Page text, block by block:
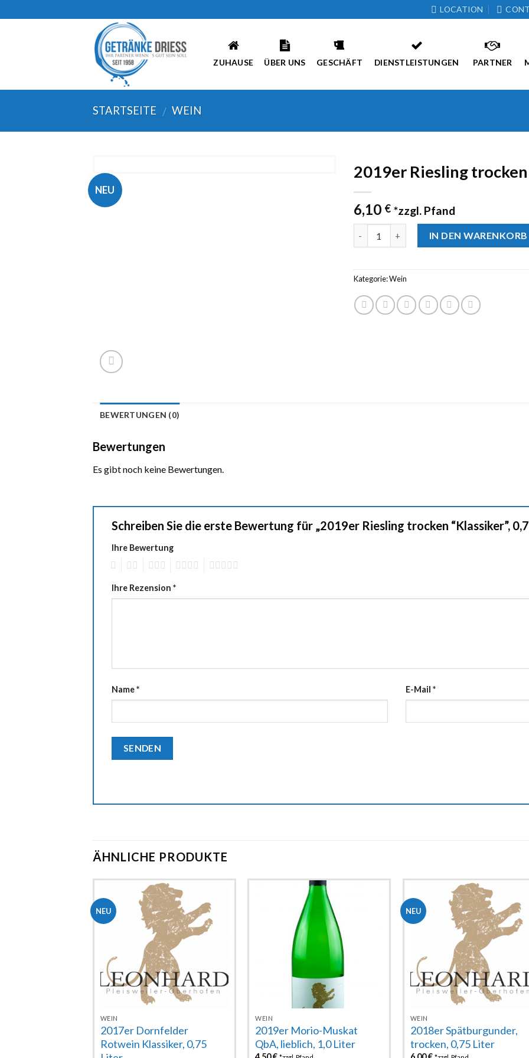
to
LOCATION
ZUHAUSE ÜBER UNS GESCHÄFT DIENSTLEISTUNGEN PARTNER
STARTSEITE / WEIN
NEU
2019er Riesling trocken
6,10 € *zzgl. Pfand
IN DEN WARENKORB
Kategorie:Wein
BEWERTUNGEN (0)
Bewertungen
Es gibt noch keine Bewertungen.
Schreiben Sie die erste Bewertung für „2019er Riesling trocken “Klassiker”,
Ihre Bewertung
Ihre Rezension *
Name* E-Mail *
ÄHNLICHE PRODUKTE
NEU
Zur
Wunschliste
hinzufügen
WEIN
2017er Dornfelder
Rotwein Klassiker, 0,75
Wunschliste
hinzufügen
WEIN
2019er Morio-Muskat
QbA, lieblich, 1,0 Liter
NEU
Zur
Wunschliste
hinzufügen
WEIN
2018er Spätburgunder,
trocken, 0,75 Liter